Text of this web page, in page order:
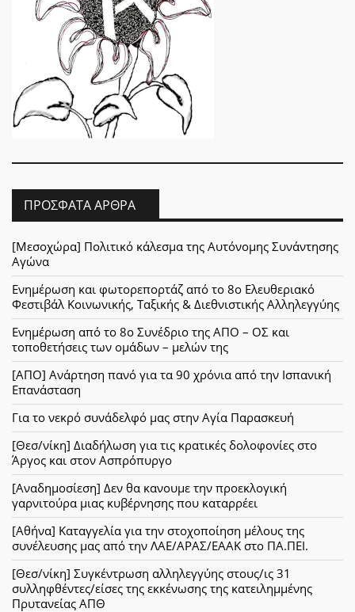
ΠΡΌΣΦΑΤΑ ΆΡΘΡΑ
[Μεσοχώρα] Πολιτικό κάλεσμα της Αυτόνομης Συνάντησης
Αγώνα
Ενημέρωση και φωτορεπορτάζ από το 8ο Ελευθεριακό
Φεστιβάλ Κοινωνικής, Ταξικής & Διεθνιστικής Αλληλεγγύης
Ενημέρωση από το 8ο Συνέδριο της ΑΠΟ – ΟΣ και
τοποθετήσεις των ομάδων – μελών της
[ΑΠΟ] Ανάρτηση πανό για τα 90 χρόνια από την Ισπανική
Επανάσταση
Για το νεκρό συνάδελφό μας στην Αγία Παρασκευή
[Θεσ/νίκη] Διαδήλωση για τις κρατικές δολοφονίες στο
Άργος και στον Ασπρόπυργο
[Αναδημοσίεση] Δεν θα κανουμε την προεκλογική
γαρνιτούρα μιας κυβέρνησης που καταρρέει
[Αθήνα] Καταγγελία για την στοχοποίηση μέλους της
συνέλευσης μας από την ΛΑΕ/ΑΡΑΣ/ΕΑΑΚ στο ΠΑ.ΠΕΙ.
[Θεσ/νίκη] Συγκέντρωση αλληλεγγύης στους/ις 31
συλληφθέντες/είσες της εκκένωσης της κατειλημμένης
Πρυτανείας ΑΠΘ